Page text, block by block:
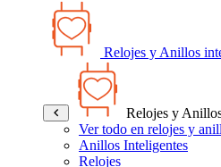
Relojes y Anillos
Relojes y
Ver todo en relojes y
Anillos Inteligentes
Relojes